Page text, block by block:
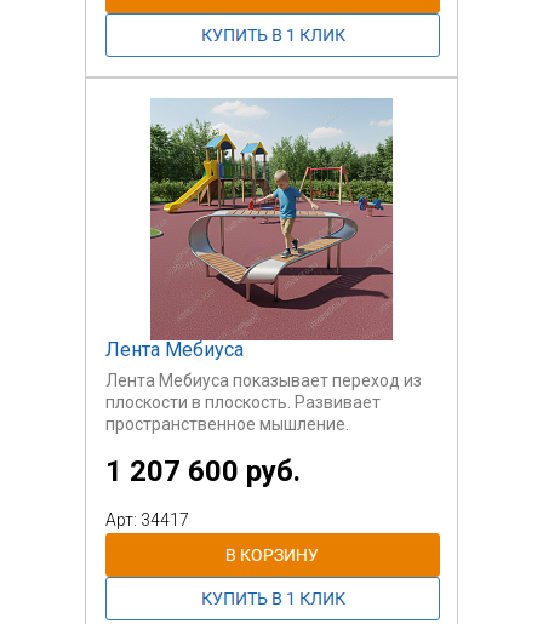
Оборудование предназначено для
научных парков.
Лента Мебиуса
Лента Мебиуса показывает переход из
плоскости в плоскость. Развивает
пространственное мышление.
1 207 600 руб.
Арт: 34417